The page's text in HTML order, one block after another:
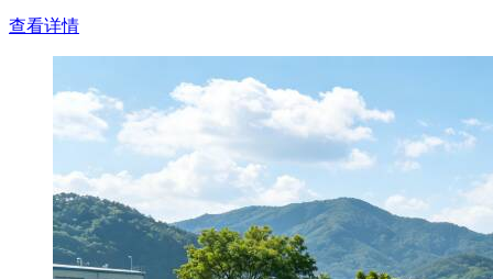
查看详情